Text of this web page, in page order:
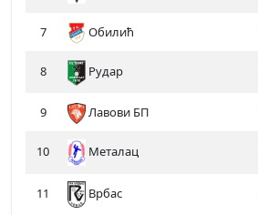
7 Обилић
8 Рудар
9 Лавови БП
10 Металац
11 Врбас